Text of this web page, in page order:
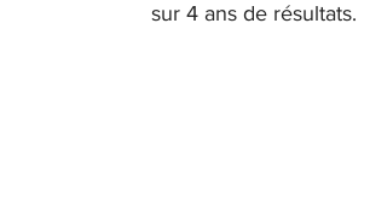
sur 4 ans de résultats.